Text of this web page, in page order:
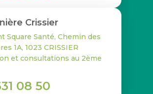
Crissier
Square Santé, Chemin des
1A, 1023 CRISSIER
et consultations au 2ème
08 50